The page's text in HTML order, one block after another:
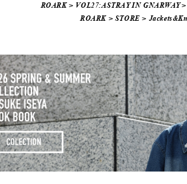
ROARK> VOL27:ASTRAY IN GNARWAY
ROARK >STORE >